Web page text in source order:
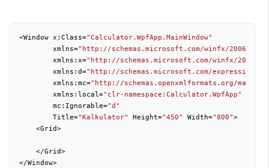
<Window x:Class="Calculator.WpfApp.MainWindow"
        xmlns=
"http://schemas.microsoft.com/winfx/2006/
        xmlns:x=
"http://schemas.microsoft.com/winfx/2006/
        xmlns:d=
"http://schemas.microsoft.com/expression/
        xmlns:mc=
"http://schemas.openxmlformats.org/
        xmlns:local=
"clr-namespace:Calculator.WpfApp"
        mc:Ignorable=
"d"
        Title=
"Kalkulator" Height="450" Width="800">
    <Grid>
    </Grid>
</Window>